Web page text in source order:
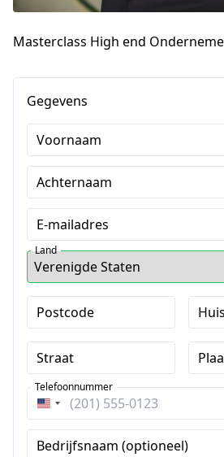
Masterclass High end
Gegevens
Voornaam
Achternaam
E-mailadres
Land
Postcode
Straat
Verenigde
Staten
+1
Telefoonnummer
Bedrijfsnaam (optioneel)